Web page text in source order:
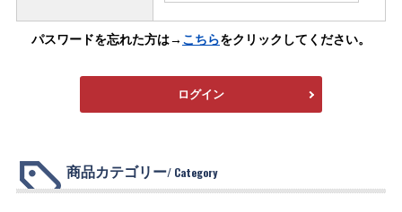
パスワードを忘れた方は→ こちらをクリックしてください。
ログイン
商品カテゴリー/ Category